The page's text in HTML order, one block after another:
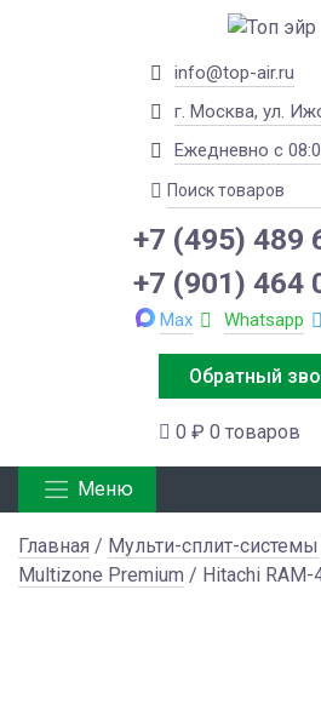
info@top-air.ru
г. Москва, ул.
Ежедневно с
+7 (495) 489
+7 (901) 464
Max Whatsapp
Обратный
0 ₽ 0 товаров
Меню
Главная / Мульти-сплит-системы
Multizone Premium / Hitachi RAM-